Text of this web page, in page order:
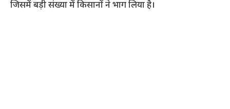
जिसमें बड़ी संख्या में किसानों ने भाग लिया है।